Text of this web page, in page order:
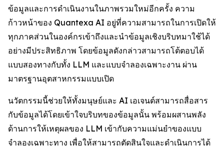
ข้อมูลและการดำเนินงานในภาพรวมใหม่อีกครั้ง ความ
ก้าวหน้าของ Quantexa AI อยู่ที่ความสามารถในการเปิดให้
ทุกภาคส่วนในองค์กรเข้าถึงและนำข้อมูลเชิงบริบทมาใช้ได้
อย่างมีประสิทธิภาพ โดยข้อมูลดังกล่าวสามารถโต้ตอบได้
แบบสองทางกับทั้ง LLM และแบบจำลองเฉพาะงาน ผ่าน
มาตรฐานอุตสาหกรรมแบบเปิด
นวัตกรรมนี้ช่วยให้ทั้งมนุษย์และ AI เอเจนต์สามารถสื่อสาร
กับข้อมูลได้โดยเข้าใจบริบทของข้อมูลนั้น พร้อมผสานพลัง
ด้านการให้เหตุผลของ LLM เข้ากับความแม่นยำของแบบ
จำลองเฉพาะทาง เพื่อให้สามารถตัดสินใจและดำเนินการได้